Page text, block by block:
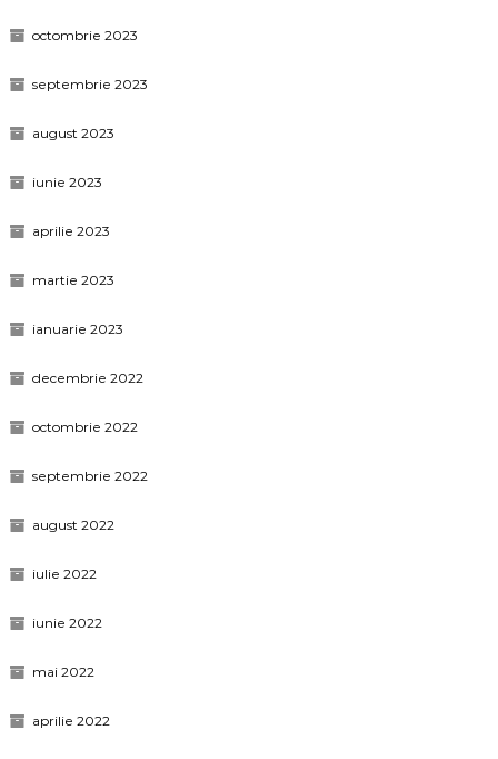
octombrie 2023
septembrie 2023
august 2023
iunie 2023
aprilie 2023
martie 2023
ianuarie 2023
decembrie 2022
octombrie 2022
septembrie 2022
august 2022
iulie 2022
iunie 2022
mai 2022
aprilie 2022